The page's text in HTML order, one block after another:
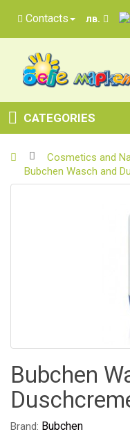
Contacts лв.
CATEGORIES
Cosmetics and
Bubchen Wasch and
Bubchen
Brand: Bubchen